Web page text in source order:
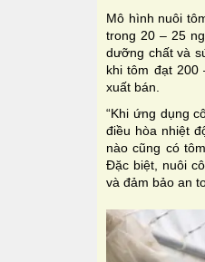
Mô hình nuôi
trong 20 – 25
dưỡng chất và
khi tôm đạt 200
xuất bán.
“Khi ứng dụng
điều hòa nhiệt
nào cũng có
Đặc biệt, nuôi
và đảm bảo an